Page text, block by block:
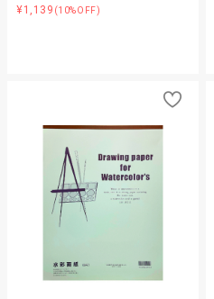
¥1,139 (10%OFF)